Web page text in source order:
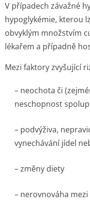
V případech závažné
hypoglykémie, kterou
obvyklým množstvím
lékařem a případně
Mezi faktory zvyšující
– neochota či
neschopnost
– podvýživa,
vynechávání jídel
– změny diety
– nerovnováha